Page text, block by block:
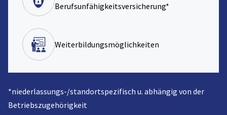
Berufsunfähigkeitsversicherung*
Weiterbildungsmöglichkeiten
*niederlassungs-/standortspezifisch u. abhängig von der
Betriebszugehörigkeit